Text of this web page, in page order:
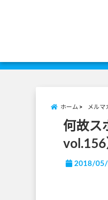
ホーム メルマ
何故ス
vol.156
2018/